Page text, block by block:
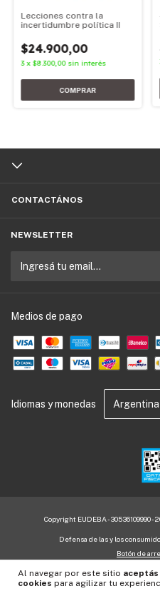
Al navegar por este sitio aceptás
cookies para agilizar tu
Lecciones contra la
incertidumbre política II
$24.900,00
3 x $8.300,00 sin interés
CONTACTÁNOS
NEWSLETTER
Medios de pago
Idiomas y monedas
Copyright EUDEBA - 30536109990 -
Defensa de las y los
Botón de